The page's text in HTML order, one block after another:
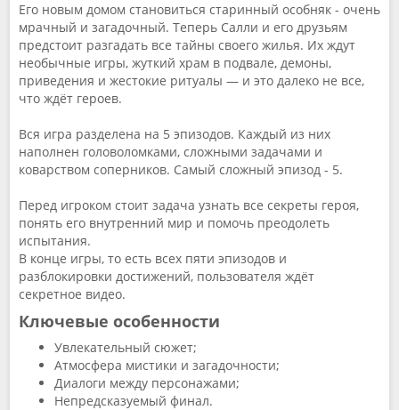
Его новым домом становиться старинный особняк - очень
мрачный и загадочный. Теперь Салли и его друзьям
предстоит разгадать все тайны своего жилья. Их ждут
необычные игры, жуткий храм в подвале, демоны,
приведения и жестокие ритуалы — и это далеко не все,
что ждёт героев.
Вся игра разделена на 5 эпизодов. Каждый из них
наполнен головоломками, сложными задачами и
коварством соперников. Самый сложный эпизод - 5.
Перед игроком стоит задача узнать все секреты героя,
понять его внутренний мир и помочь преодолеть
испытания.
В конце игры, то есть всех пяти эпизодов и
разблокировки достижений, пользователя ждёт
секретное видео.
Ключевые особенности
Увлекательный сюжет;
Атмосфера мистики и загадочности;
Диалоги между персонажами;
Непредсказуемый финал.